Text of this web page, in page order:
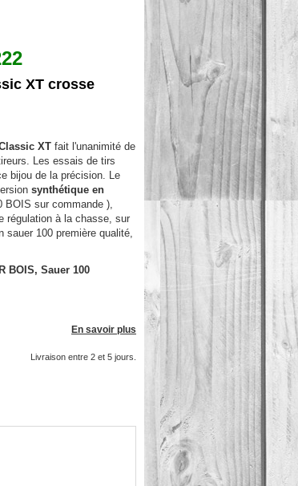
XT crosse
XT fait l'unanimité de
Les essais de tirs
bijou de la précision. Le
synthétique en
BOIS sur commande ),
régulation à la chasse, sur
sauer 100 première qualité,
BOIS, Sauer 100
En savoir plus
Livraison entre 2 et 5 jours.